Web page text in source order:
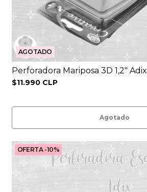
AGOTADO
Perforadora Mariposa 3D 1,2″ Adix
$11.990 CLP
Agotado
OFERTA -10%